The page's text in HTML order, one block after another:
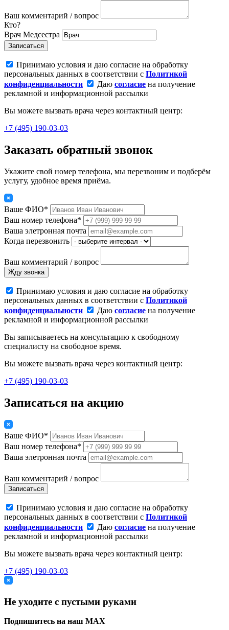
Ваш комментарий / вопрос
Кто?
Врач Медсестра
Записаться
Принимаю условия и даю согласие на обработку
персональных данных в соответствии с Политикой
конфиденциальности
Даю согласие на получение
рекламной и информационной рассылки
Вы можете вызвать врача через контактный центр:
+7 (495) 190-03-03
Заказать обратный звонок
Укажите свой номер телефона, мы перезвоним и подберём
услугу, удобное время приёма.
Ваше ФИО*
Ваш номер телефона*
Ваша элетронная почта
Когда перезвонить
Ваш комментарий / вопрос
Жду звонка
Принимаю условия и даю согласие на обработку
персональных данных в соответствии с Политикой
конфиденциальности
Даю согласие на получение
рекламной и информационной рассылки
Вы записываетесь на консультацию к свободному
специалисту на свободное время.
Вы можете вызвать врача через контактный центр:
+7 (495) 190-03-03
Записаться на акцию
Ваше ФИО*
Ваш номер телефона*
Ваша элетронная почта
Ваш комментарий / вопрос
Записаться
Принимаю условия и даю согласие на обработку
персональных данных в соответствии с Политикой
конфиденциальности
Даю согласие на получение
рекламной и информационной рассылки
Вы можете вызвать врача через контактный центр:
+7 (495) 190-03-03
Не уходите с пустыми руками
Подпишитесь на наш MAX